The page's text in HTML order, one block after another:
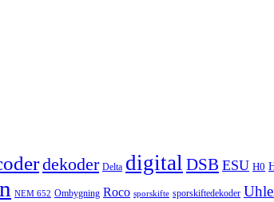
dekoder Delta digital DSB ESU H0
NEM 652 Ombygning Roco sporskifte sporskiftedekoder